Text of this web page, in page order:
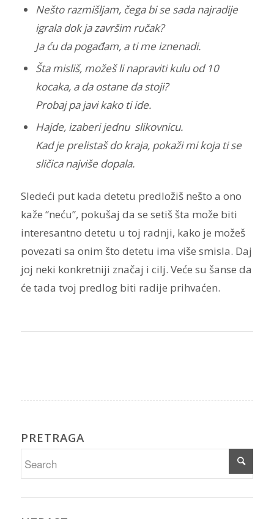
Nešto razmišljam, čega bi se sada najradije
igrala dok ja završim ručak?
Ja ću da pogađam, a ti me iznenadi.
Šta misliš, možeš li napraviti kulu od 10
kocaka, a da ostane da stoji?
Probaj pa javi kako ti ide.
Hajde, izaberi jednu slikovnicu.
Kad je prelistaš do kraja, pokaži mi koja ti se
sličica najviše dopala.
Sledeći put kada detetu predložiš nešto a ono
kaže “neću”, pokušaj da se setiš šta može biti
interesantno detetu u toj radnji, kako je možeš
povezati sa onim što detetu ima više smisla. Daj
joj neki konkretniji značaj i cilj. Veće su šanse da
će tada tvoj predlog biti radije prihvaćen.
PRETRAGA